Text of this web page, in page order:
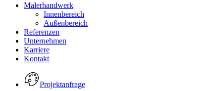
Menu
Malerhandwerk
Innenbereich
Außenbereich
Referenzen
Unternehmen
Karriere
Kontakt
Projektanfrage